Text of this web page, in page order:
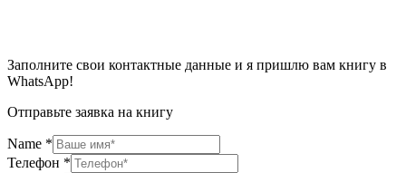
Заполните свои контактные данные и я пришлю вам книгу в
WhatsApp!
Отправьте заявка на книгу
Name *
Телефон *